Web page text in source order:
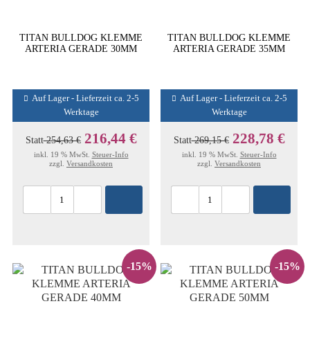
TITAN BULLDOG KLEMME
ARTERIA GERADE 30MM
Auf Lager - Lieferzeit ca. 2-5
Werktage
Statt254,63 € 216,44 €
inkl. 19 % MwSt. Steuer-Info
zzgl. Versandkosten
TITAN BULLDOG KLEMME
ARTERIA GERADE 35MM
Auf Lager - Lieferzeit ca. 2-5
Werktage
Statt269,15 € 228,78 €
inkl. 19 % MwSt. Steuer-Info
zzgl. Versandkosten
-15% -15%